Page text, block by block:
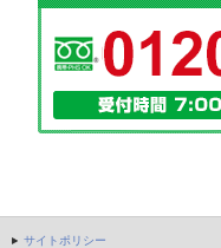
サイトポリシー